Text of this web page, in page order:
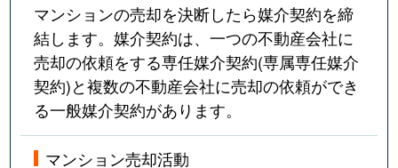
マンションの売却を決断したら媒介契約を締
結します。媒介契約は、一つの不動産会社に
売却の依頼をする専任媒介契約(専属専任媒介
契約)と複数の不動産会社に売却の依頼ができ
る一般媒介契約があります。
マンション売却活動